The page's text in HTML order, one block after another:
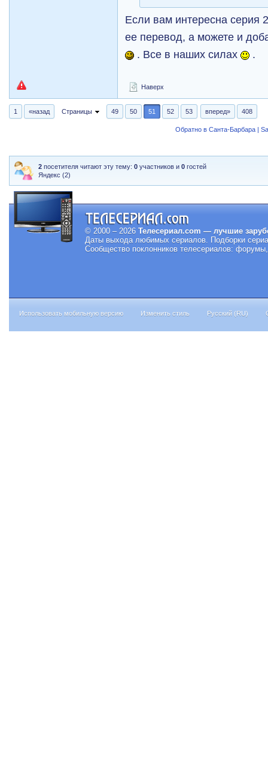
Если вам интересна серия
ее перевод, а можете и
. Все в наших силах
.
Наверх
1 «назад Страницы 49 50 51 52 53 вперед» 408
Обратно в Санта-Барбара |
2 посетителя читают эту тему:0 участников и0 гостей
Яндекс (2)
© 2000 – 2026 Телесериал.com — лучшие
Даты выхода любимых сериалов. Подборки
Сообщество поклонников телесериалов:
Использовать мобильную версию Изменить стиль Русский (RU)